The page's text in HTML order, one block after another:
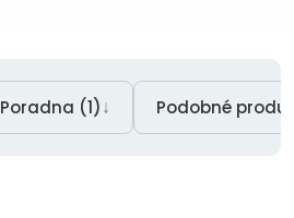
Poradna (1)↓ Podobné